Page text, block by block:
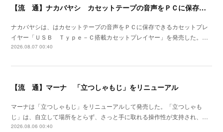
【流 通】ナカバヤシ カセットテープの音声をＰＣに保存できるプレイヤーを発売
ナカバヤシは、はカセットテープの音声をＰＣに保存できるカセットプレ
イヤー「ＵＳＢ Ｔｙｐｅ－Ｃ搭載カセットプレイヤー」を発売した。…
2026.08.07 00:40
【流 通】マーナ 「立つしゃもじ」をリニューアル
マーナは「立つしゃもじ」をリニューアルして発売した。「立つしゃも
じ」は、自立して場所をとらず、さっと手に取れる操作性が支持され、…
2026.08.06 00:40